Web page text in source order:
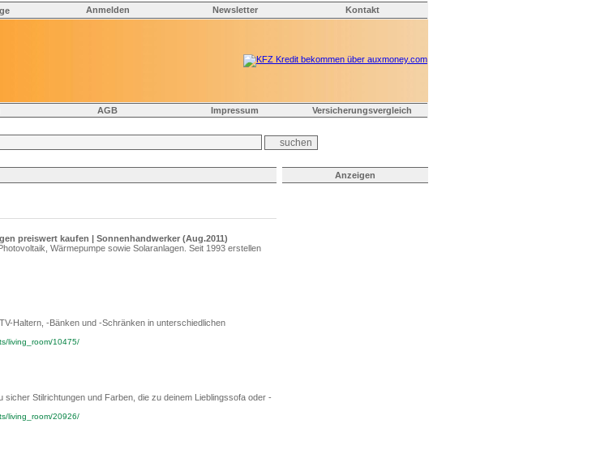
Anmelden Newsletter Kontakt
AGB Impressum Versicherungsvergleich
preiswert kaufen | Sonnenhandwerker (Aug.2011)
Wärmepumpe sowie Solaranlagen. Seit 1993 erstellen
Haltern, -Bänken und -Schränken in unterschiedlichen
living_room/10475/
Stilrichtungen und Farben, die zu deinem Lieblingssofa oder -
living_room/20926/
Anzeigen